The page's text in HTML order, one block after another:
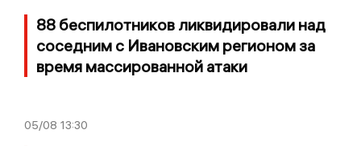
88 беспилотников ликвидировали над
соседним с Ивановским регионом за
время массированной атаки
05/08 13:30